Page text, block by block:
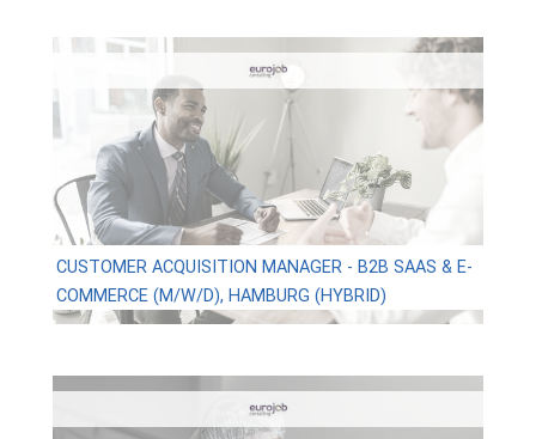
CUSTOMER ACQUISITION MANAGER - B2B SAAS & E-
COMMERCE (M/W/D), HAMBURG (HYBRID)